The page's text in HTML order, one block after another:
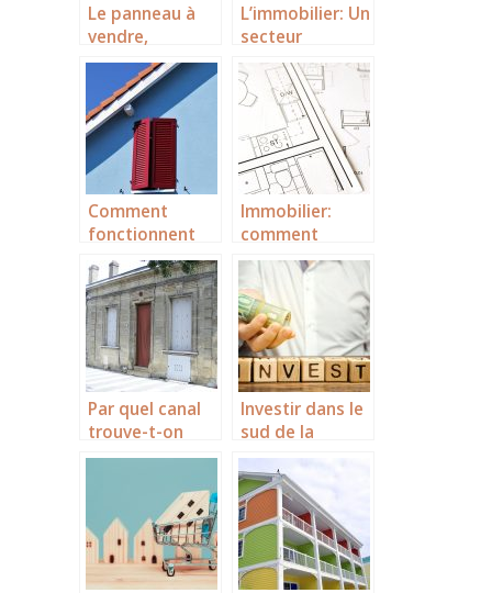
Le panneau à
vendre,
L’attraction des
visiteurs pour
une vente entre
particuliers
L’immobilier: Un
secteur
innovant.
Comment
fonctionnent
les sociétés
civiles
immobilières ?
Tous les détails
ici !
Immobilier:
comment
trouver le
financement de
vos travaux de
rénovation?
Par quel canal
trouve-t-on
rapidement une
bordeaux?
Investir dans le
sud de la
France.